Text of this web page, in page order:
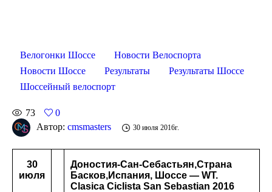
Велогонки Шоссе
Новости Велоспорта
Новости Шоссе
Результаты
Результаты Шоссе
Шоссейный велоспорт
73
0
Автор: cmsmasters 30 июля 2016г.
30
июля
Доностия-Сан-Себастьян,Страна
Басков,Испания, Шоссе — WT.
Clasica Ciclista San Sebastian 2016